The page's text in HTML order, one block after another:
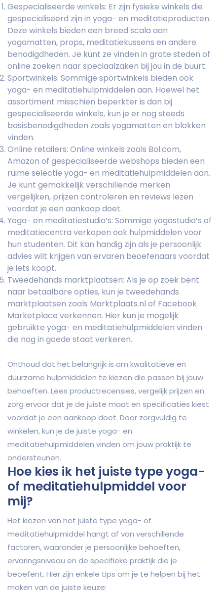
Gespecialiseerde winkels: Er zijn fysieke winkels die
gespecialiseerd zijn in yoga- en meditatieproducten.
Deze winkels bieden een breed scala aan
yogamatten, props, meditatiekussens en andere
benodigdheden. Je kunt ze vinden in grote steden of
online zoeken naar speciaalzaken bij jou in de buurt.
Sportwinkels: Sommige sportwinkels bieden ook
yoga- en meditatiehulpmiddelen aan. Hoewel het
assortiment misschien beperkter is dan bij
gespecialiseerde winkels, kun je er nog steeds
basisbenodigdheden zoals yogamatten en blokken
vinden.
Online retailers: Online winkels zoals Bol.com,
Amazon of gespecialiseerde webshops bieden een
ruime selectie yoga- en meditatiehulpmiddelen aan.
Je kunt gemakkelijk verschillende merken
vergelijken, prijzen controleren en reviews lezen
voordat je een aankoop doet.
Yoga- en meditatiestudio’s: Sommige yogastudio’s of
meditatiecentra verkopen ook hulpmiddelen voor
hun studenten. Dit kan handig zijn als je persoonlijk
advies wilt krijgen van ervaren beoefenaars voordat
je iets koopt.
Tweedehands marktplaatsen: Als je op zoek bent
naar betaalbare opties, kun je tweedehands
marktplaatsen zoals Marktplaats.nl of Facebook
Marketplace verkennen. Hier kun je mogelijk
gebruikte yoga- en meditatiehulpmiddelen vinden
die nog in goede staat verkeren.
Onthoud dat het belangrijk is om kwalitatieve en
duurzame hulpmiddelen te kiezen die passen bij jouw
behoeften. Lees productrecensies, vergelijk prijzen en
zorg ervoor dat je de juiste maat en specificaties kiest
voordat je een aankoop doet. Door zorgvuldig te
winkelen, kun je de juiste yoga- en
meditatiehulpmiddelen vinden om jouw praktijk te
ondersteunen.
Hoe kies ik het juiste type yoga-
of meditatiehulpmiddel voor
mij?
Het kiezen van het juiste type yoga- of
meditatiehulpmiddel hangt af van verschillende
factoren, waaronder je persoonlijke behoeften,
ervaringsniveau en de specifieke praktijk die je
beoefent. Hier zijn enkele tips om je te helpen bij het
maken van de juiste keuze: